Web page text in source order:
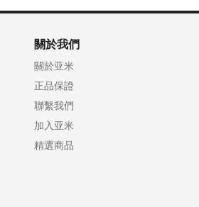
關於我們
關於亚米
正品保證
聯繫我們
加入亚米
精選商品